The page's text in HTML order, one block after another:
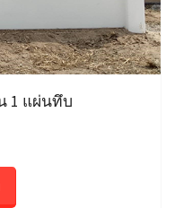
1 แผ่นทึบ